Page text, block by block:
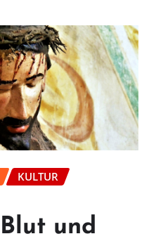
KULTUR
und